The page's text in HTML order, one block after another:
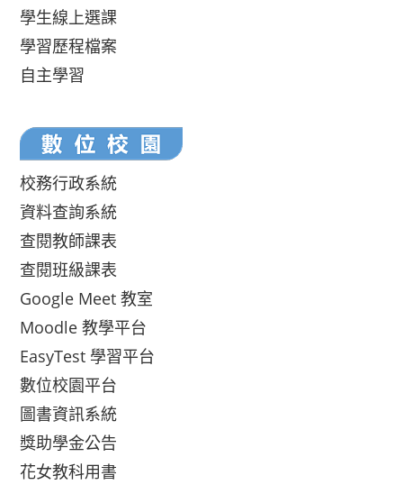
學生線上選課
學習歷程檔案
自主學習
校務行政系統
資料查詢系統
查閱教師課表
查閱班級課表
Google Meet 教室
Moodle 教學平台
EasyTest 學習平台
數位校園平台
圖書資訊系統
獎助學金公告
花女教科用書